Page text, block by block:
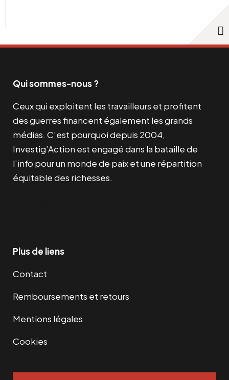
Qui sommes-nous ?
Ceux qui exploitent les travailleurs et profitent
des guerres financent également les grands
médias. C’est pourquoi depuis 2004,
Investig’Action est engagé dans la bataille de
l’info pour un monde de paix et une répartition
équitable des richesses.
Plus de liens
Contact
Remboursements et retours
Mentions légales
Cookies